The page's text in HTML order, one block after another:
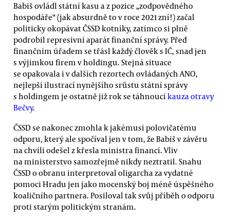
Babiš ovládl státní kasu a z pozice „zodpovědného
hospodáře“ (jak absurdně to v roce 2021 zní!) začal
politicky okopávat ČSSD kotníky, zatímco si plně
podrobil represivní aparát finanční správy. Před
finančním úřadem se třásl každý člověk s IČ, snad jen
s výjimkou firem v holdingu. Stejná situace
se opakovala i v dalších rezortech ovládaných ANO,
nejlepší ilustrací nynějšího srůstu státní správy
s holdingem je ostatně již rok se táhnoucíkauza otravy
Bečvy.
ČSSD se nakonec zmohla k jakémusi polovičatému
odporu, který ale spočíval jen v tom, že Babiš v závěru
na chvíli odešel z křesla ministra financí. Vliv
na ministerstvo samozřejmě nikdy neztratil. Snahu
ČSSD o obranu interpretoval oligarcha za vydatné
pomoci Hradu jen jako mocenský boj méně úspěšného
koaličního partnera. Posiloval tak svůj příběh o odporu
proti starým politickým stranám.